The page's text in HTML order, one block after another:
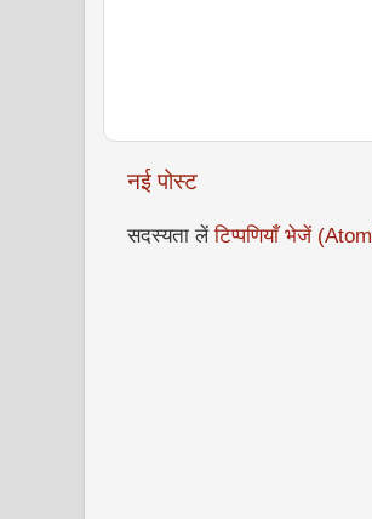
नई पोस्ट
सदस्यता लेंटिप्पणियाँ भेजें